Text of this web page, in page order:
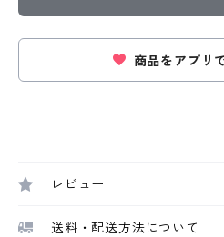
商品をアプリ
レビュー
送料・配送方法について